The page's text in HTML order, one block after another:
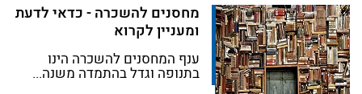
מחסנים להשכרה - כדאי לדעת
ומעניין לקרוא
ענף המחסנים להשכרה הינו
בתנופה וגדל בהתמדה משנה...